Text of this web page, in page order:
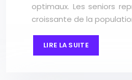
optimaux. Les seniors
croissante de la
LIRE LA SUITE